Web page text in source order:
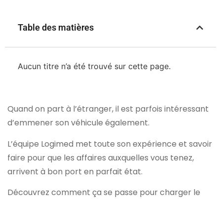
Table des matières
Aucun titre n’a été trouvé sur cette page.
Quand on part à l’étranger, il est parfois intéressant
d’emmener son véhicule également.
L’équipe Logimed met toute son expérience et savoir
faire pour que les affaires auxquelles vous tenez,
arrivent à bon port en parfait état.
Découvrez comment ça se passe pour charger le